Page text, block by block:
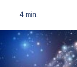
4 min.